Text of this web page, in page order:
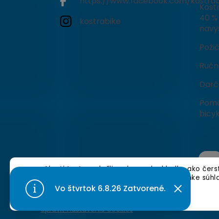
Aby ti tento web šliapal rovnako hladko ako
cookies. 🍪 Tvojou ďalšou jazdou po stránke
nájdeš tu].
Vo štvrtok 6.8.26 Zatvorené.
kostrabike
40
. Všetky práva vyhradené.
Upraviť nastavenie cookies